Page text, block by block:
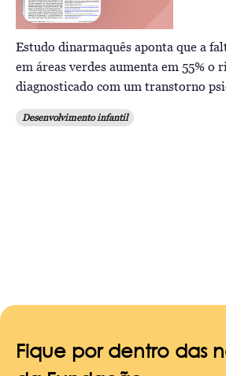
Estudo dinarmaquês aponta que a
em áreas verdes aumenta em 55% o
diagnosticado com um transtorno
Desenvolvimento infantil
Fique por dentro das